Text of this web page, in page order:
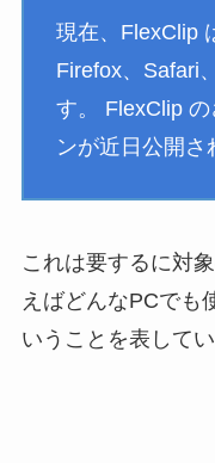
現在、FlexClip
Firefox、Safari
す。 FlexClip
ンが近日公開さ
これは要するに対
えばどんなPCでも
いうことを表して